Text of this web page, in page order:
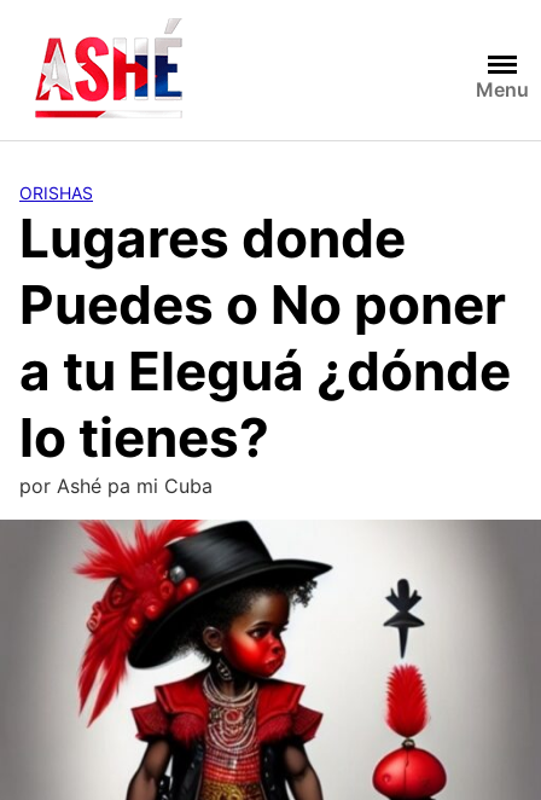
contenido
Menu
ORISHAS
Lugares donde
Puedes o No poner
a tu Eleguá ¿dónde
lo tienes?
por Ashé pa mi Cuba